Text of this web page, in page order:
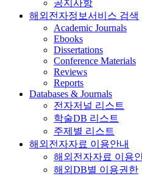
공지사항
해외전자정보서비스 검색
Academic Journals
Ebooks
Dissertations
Conference Materials
Reviews
Reports
Databases & Journals
전자저널 리스트
학술DB 리스트
주제별 리스트
해외전자자료 이용안내
해외전자자료 이용
해외DB별 이용권한